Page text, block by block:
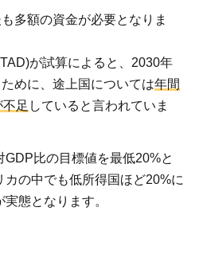
多額の資金が必要となりま
が試算によると、2030年
めに、途上国については年間
足 していると言われていま
比の目標値を最低20%と
の中でも低所得国ほど20%に
態となります。